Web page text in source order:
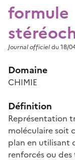
formule
Journal officieldu 18/
Domaine
CHIMIE
Définition
Représentation
moléculaire soit
plan en utilisant
renforcés ou